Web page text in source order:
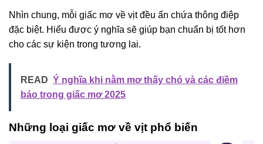
Nhìn chung, mỗi giấc mơ về vịt đều ẩn chứa thông điệp
đặc biệt. Hiểu được ý nghĩa sẽ giúp bạn chuẩn bị tốt hơn
cho các sự kiện trong tương lai.
READ Ý nghĩa khi nằm mơ thấy chó và các điềm
báo trong giấc mơ 2025
Những loại giấc mơ về vịt phổ biến